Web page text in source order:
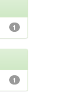
1
1